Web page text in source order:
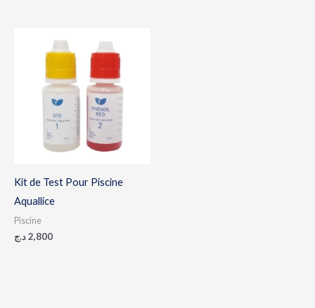
Kit de Test Pour Piscine
Aquallice
Piscine
2,800د.ج